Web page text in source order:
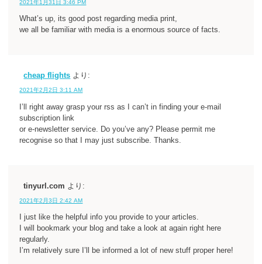
2021年1月31日 3:46 PM
What’s up, its good post regarding media print,
we all be familiar with media is a enormous source of facts.
cheap flights より:
2021年2月2日 3:11 AM
I’ll right away grasp your rss as I can’t in finding your e-mail
subscription link
or e-newsletter service. Do you’ve any? Please permit me
recognise so that I may just subscribe. Thanks.
tinyurl.com より:
2021年2月3日 2:42 AM
I just like the helpful info you provide to your articles.
I will bookmark your blog and take a look at again right here
regularly.
I’m relatively sure I’ll be informed a lot of new stuff proper here!